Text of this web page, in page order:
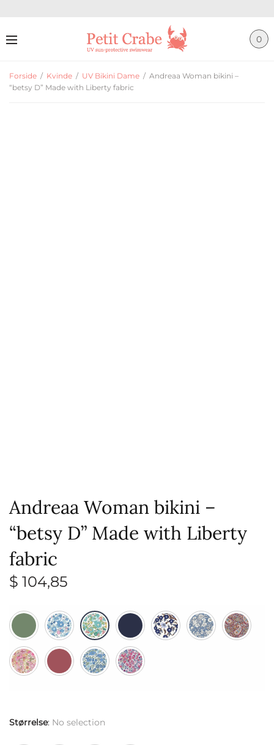
0
Forside / Kvinde / UV Bikini Dame / Andreaa Woman bikini –
“betsy D” Made with Liberty fabric
Andreaa Woman bikini –
“betsy D” Made with Liberty
fabric
$ 104,85
Størrelse: No selection